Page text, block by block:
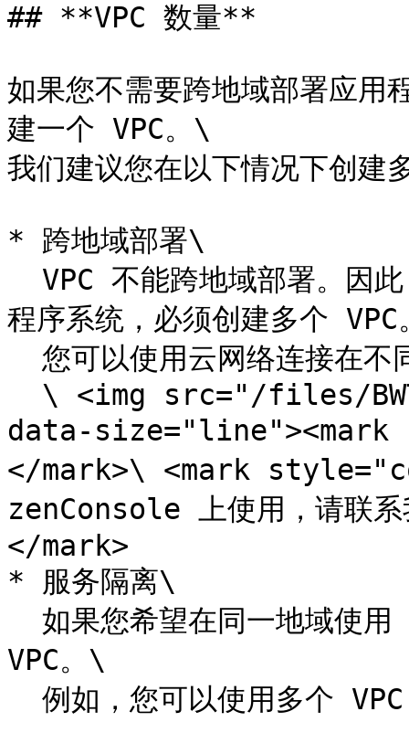
## **VPC 数量**
如果您不需要跨地域部署应用
建一个 VPC。\
我们建议您在以下情况下创建
* 跨地域部署\
程序系统，必须创建多个
data-
</mark>\ <mark
zenConsole 上使用，请联系
</mark>
* 服务隔离\
VPC。\